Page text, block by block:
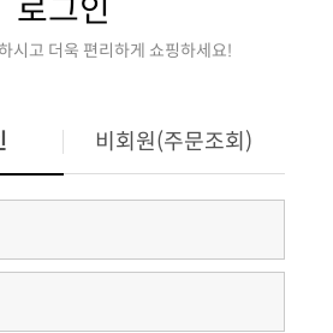
로그인
시고 더욱 편리하게 쇼핑하세요!
비회원(주문조회)